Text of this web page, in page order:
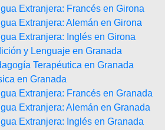
Extranjera: Francés en Girona
Extranjera: Alemán en Girona
Extranjera: Inglés en Girona
y Lenguaje en Granada
Terapéutica en Granada
en Granada
Extranjera: Francés en Granada
Extranjera: Alemán en Granada
Extranjera: Inglés en Granada